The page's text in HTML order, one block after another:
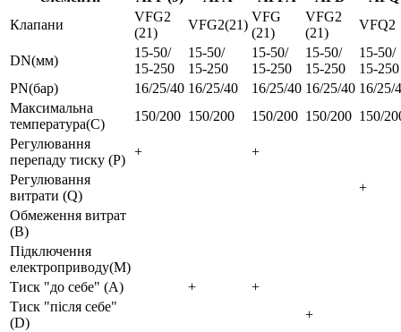
Клапани
VFG2
(21)
VFG2(21)
VFG
(21)
VFG2
(21)
VFQ2
DN(мм)
15-50/
15-250
15-50/
15-250
15-50/
15-250
15-50/
15-250
15-50/
15-250
PN(бар)
16/25/40 16/25/40 16/25/40 16/25/40 16/25/
Максимальна
температура(С)
150/200 150/200 150/200 150/200 150/
Регулювання
перепаду тиску (P)
+
+
Регулювання
витрати (Q)
+
Обмеження витрат
(B)
Підключення
електроприводу(M)
Тиск "до себе" (A)
+
+
Тиск "після себе"
(D)
+